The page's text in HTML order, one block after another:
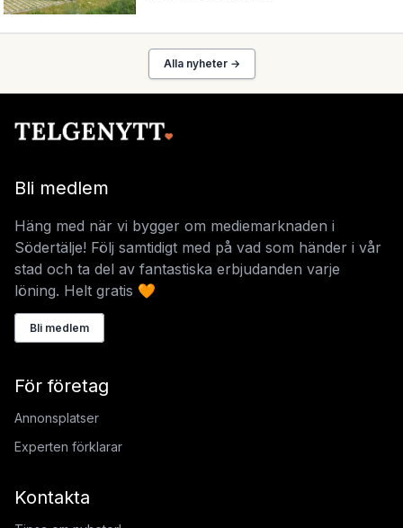
Alla nyheter →
Bli medlem
Häng med när vi bygger om mediemarknaden i
Södertälje! Följ samtidigt med på vad som händer i vår
stad och ta del av fantastiska erbjudanden varje
löning. Helt gratis 🧡
Bli medlem
För företag
Annonsplatser
Experten förklarar
Kontakta